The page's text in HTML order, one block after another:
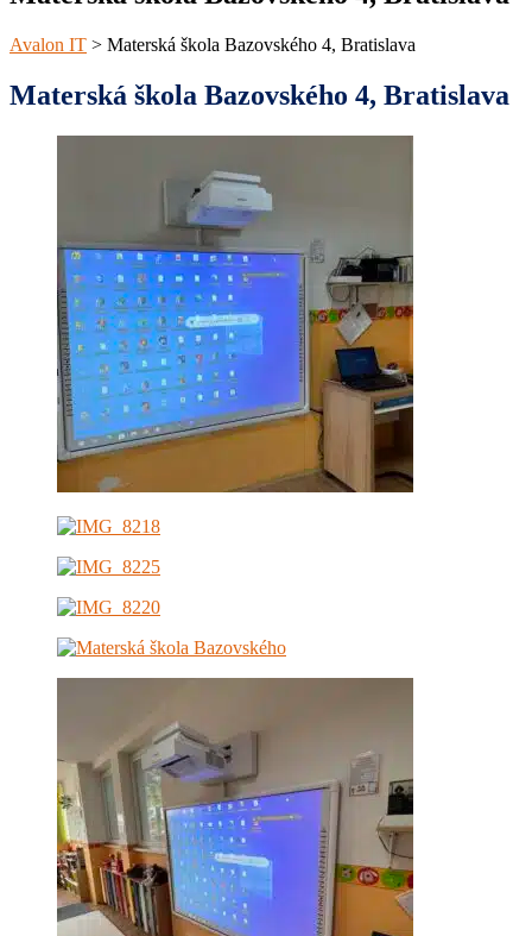
Avalon IT > Materská škola Bazovského 4, Bratislava
Materská škola Bazovského 4, Bratislava